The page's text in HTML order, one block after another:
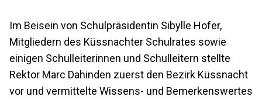
Im Beisein von Schulpräsidentin Sibylle Hofer,
Mitgliedern des Küssnachter Schulrates sowie
einigen Schulleiterinnen und Schulleitern stellte
Rektor Marc Dahinden zuerst den Bezirk Küssnacht
vor und vermittelte Wissens- und Bemerkenswertes